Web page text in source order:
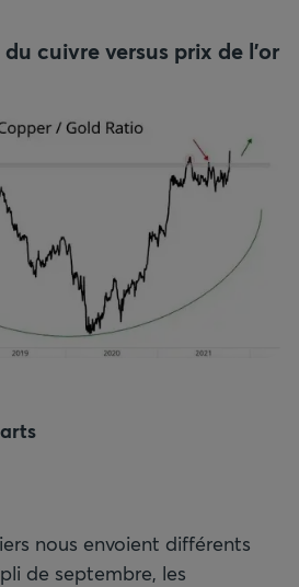
cuivre versus prix de l’or
nous envoient différents
de septembre, les